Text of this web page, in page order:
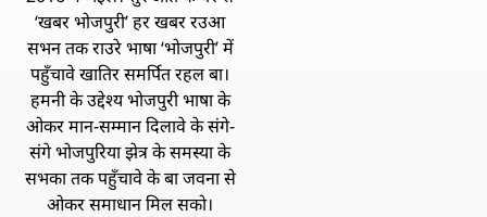
‘खबर भोजपुरी’ हर खबर रउआ
सभन तक राउरे भाषा ‘भोजपुरी’ में
पहुँचावे खातिर समर्पित रहल बा।
हमनी के उद्देश्य भोजपुरी भाषा के
ओकर मान-सम्मान दिलावे के संगे-
संगे भोजपुरिया झेत्र के समस्या के
सभका तक पहुँचावे के बा जवना से
ओकर समाधान मिल सको।